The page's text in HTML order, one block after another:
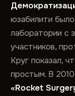
юзабилити
лаборатории с
участников,
Круг показал,
простым. В
«Rocket